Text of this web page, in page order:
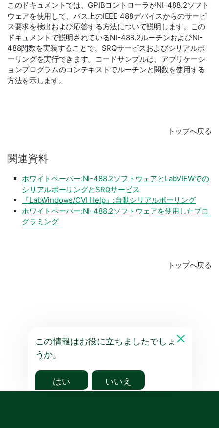
このドキュメントでは、GPIBコントローラがNI-488.2ソフト
ウェアを使用して、バス上のIEEE 488デバイスからのサービ
ス要求を検出および応答する方法について説明します。この
ドキュメントで説明されているNI-488.2ルーチンおよびNI-
488関数を実装することで、SRQサービスおよびシリアルポ
ーリングを実行できます。コードサンプルは、アプリケーシ
ョンプログラムのコンテキストでルーチンと関数を使用する
方法を示します。
トップへ戻る
関連資料
ホワイトペーパー:NI-488.2ソフトウェアとLabVIEWでの
シリアルポーリングとSRQサービス
『LabWindows/CVI Help』:自動シリアルポーリング
ホワイトペーパー:NI-488.2ソフトウェアを使用したプロ
グラミング
トップへ戻る
この情報はお役に立ちましたでしょ
うか。
はい いいえ